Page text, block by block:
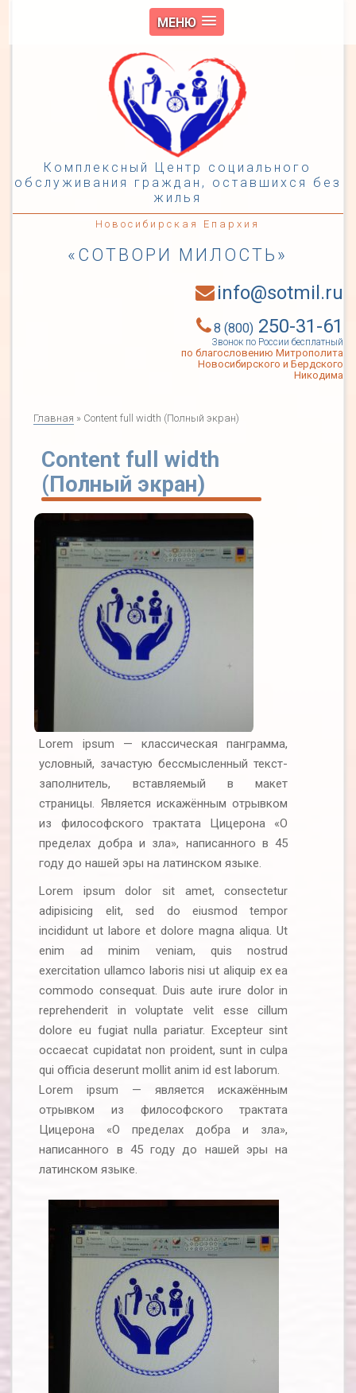
МЕНЮ
Комплексный Центр социального
обслуживания граждан, оставшихся без
жилья
Новосибирская Епархия
«СОТВОРИ МИЛОСТЬ»
info@sotmil.ru
8 (800)250-31-61
Звонок по России бесплатный
по благословению Митрополита
Новосибирского и Бердского
Никодима
Главная » Content full width (Полный экран)
Content full width
(Полный экран)
Lorem ipsum — классическая панграмма,
условный, зачастую бессмысленный текст-
заполнитель, вставляемый в макет
страницы. Является искажённым отрывком
из философского трактата Цицерона «О
пределах добра и зла», написанного в 45
году до нашей эры на латинском языке.
Lorem ipsum dolor sit amet, consectetur
adipisicing elit, sed do eiusmod tempor
incididunt ut labore et dolore magna aliqua. Ut
enim ad minim veniam, quis nostrud
exercitation ullamco laboris nisi ut aliquip ex ea
commodo consequat. Duis aute irure dolor in
reprehenderit in voluptate velit esse cillum
dolore eu fugiat nulla pariatur. Excepteur sint
occaecat cupidatat non proident, sunt in culpa
qui officia deserunt mollit anim id est laborum.
Lorem ipsum — является искажённым
отрывком из философского трактата
Цицерона «О пределах добра и зла»,
написанного в 45 году до нашей эры на
латинском языке.